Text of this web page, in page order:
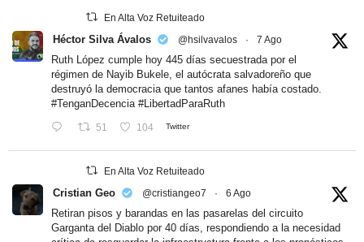
En Alta Voz Retuiteado
Héctor Silva Ávalos @hsilvavalos · 7 Ago
Ruth López cumple hoy 445 días secuestrada por el
régimen de Nayib Bukele, el autócrata salvadoreño que
destruyó la democracia que tantos afanes había costado.
#TenganDecencia #LibertadParaRuth
51 104 Twitter
En Alta Voz Retuiteado
Cristian Geo @cristiangeo7 · 6 Ago
Retiran pisos y barandas en las pasarelas del circuito
Garganta del Diablo por 40 días, respondiendo a la necesidad